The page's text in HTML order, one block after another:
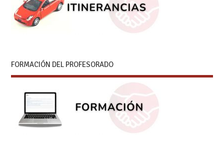
FORMACIÓN DEL PROFESORADO